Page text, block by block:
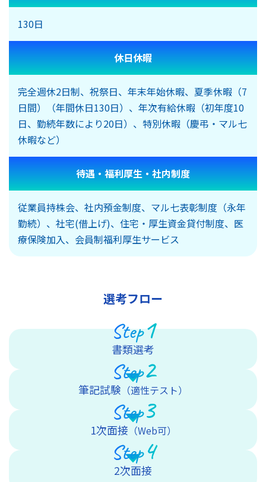
130日
休日休暇
完全週休2日制、祝祭日、年末年始休暇、夏季休暇（7
日間）（年間休日130日）、年次有給休暇（初年度10
日、勤続年数により20日）、特別休暇（慶弔・マル七
休暇など）
待遇・福利厚生・社内制度
従業員持株会、社内預金制度、マル七表彰制度（永年
勤続）、社宅(借上げ)、住宅・厚生資金貸付制度、医
療保険加入、会員制福利厚生サービス
選考フロー
Step1
書類選考
Step2
筆記試験 （適性テスト）
Step3
1次面接 （Web可）
Step4
2次面接